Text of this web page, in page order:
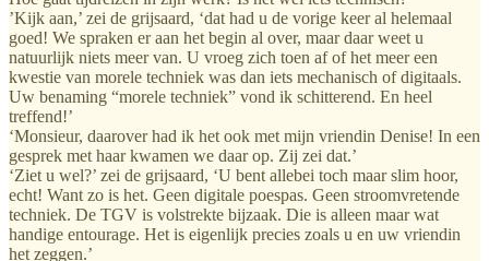
’Kijk aan,’ zei de grijsaard, ‘dat had u de vorige keer al helemaal
goed! We spraken er aan het begin al over, maar daar weet u
natuurlijk niets meer van. U vroeg zich toen af of het meer een
kwestie van morele techniek was dan iets mechanisch of digitaals.
Uw benaming “morele techniek” vond ik schitterend. En heel
treffend!’
‘Monsieur, daarover had ik het ook met mijn vriendin Denise! In een
gesprek met haar kwamen we daar op. Zij zei dat.’
‘Ziet u wel?’ zei de grijsaard, ‘U bent allebei toch maar slim hoor,
echt! Want zo is het. Geen digitale poespas. Geen stroomvretende
techniek. De TGV is volstrekte bijzaak. Die is alleen maar wat
handige entourage. Het is eigenlijk precies zoals u en uw vriendin
het zeggen.’